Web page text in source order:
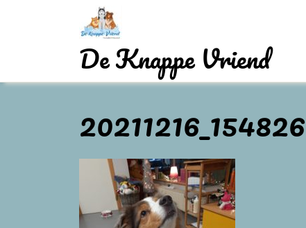
De Knappe Vriend
20211216_154826